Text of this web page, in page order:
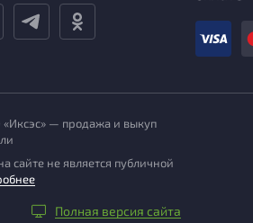
— продажа и выкуп
сайте не является публичной
Полная версия сайта